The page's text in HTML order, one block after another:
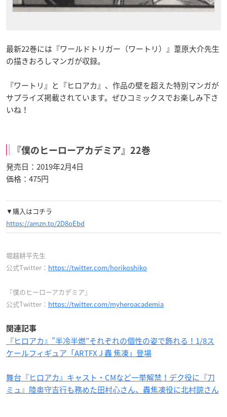
最新22巻には『ワールドトリガー（ワートリ）』葦原大介先生
の描きおろしマンガが収録。
『ワートリ』と『ヒロアカ』、作品の壁を超えた特別マンガが
サプライズ掲載されています。ぜひコミックスでお楽しみ下さ
いね！
『僕のヒーローアカデミア』22巻
発売日：2019年2月4日
価格：475円
▼購入はコチラ
https://amzn.to/2D8oEbd
堀越耕平先生
公式Twitter： https://twitter.com/horikoshiko
『僕のヒーローアカデミア』
公式Twitter： https://twitter.com/myheroacademia
関連記事
『ヒロアカ』”半冷半燃”それぞれの個性の姿で飾れる！1/8ス
ケールフィギュア「ARTFX J 轟 焦凍」登場
舞台『ヒロアカ』キャスト・CMなど一挙解禁！デク役に『刀
ミュ』陸奥守吉行も務めた田村心さん、轟焦凍役に北村諒さん